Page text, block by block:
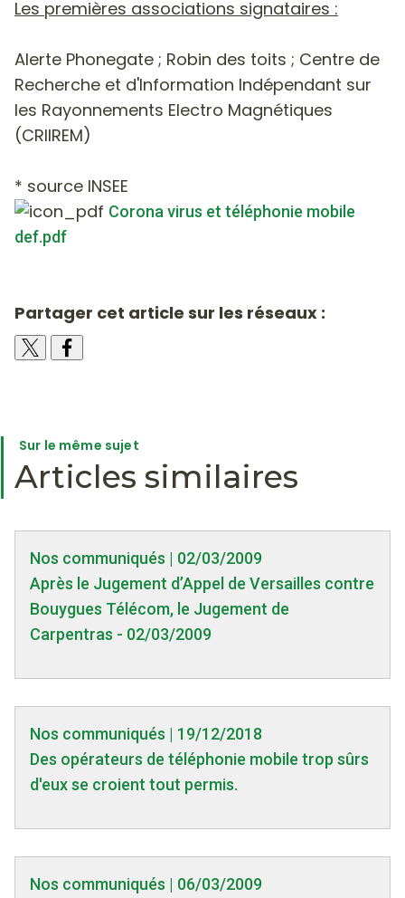
Les premières associations signataires :
Alerte Phonegate ; Robin des toits ; Centre de
Recherche et d'Information Indépendant sur
les Rayonnements Electro Magnétiques
(CRIIREM)
* source INSEE
Corona virus et téléphonie mobile
def.pdf
Partager cet article sur les réseaux :
Sur le même sujet
Articles similaires
Nos communiqués | 02/03/2009
Après le Jugement d’Appel de Versailles contre
Bouygues Télécom, le Jugement de
Carpentras - 02/03/2009
Nos communiqués | 19/12/2018
Des opérateurs de téléphonie mobile trop sûrs
d'eux se croient tout permis.
Nos communiqués | 06/03/2009